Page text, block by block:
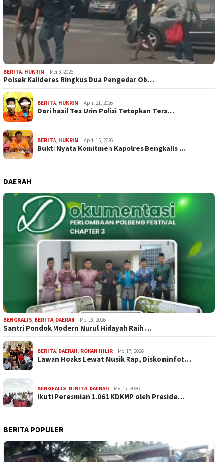
BERITA HUKRIM Mei 3, 2026
Polsek Kalideres Ringkus Dua Pengedar Ob…
BERITA HUKRIM April 21, 2026
Dari hasil Tes Urin Polisi Tetapkan Ters…
BERITA HUKRIM April 15, 2026
Bukti Nyata Komitmen Kapolres Bengkalis …
DAERAH
BENGKALIS BERITA DAERAH Mei 18, 2026
Santri Pondok Modern Nurul Hidayah Raih …
BERITA DAERAH ROKAN HILIR Mei 17, 2026
Lawan Hoaks Lewat Musik Rap, Diskominfot…
BENGKALIS BERITA DAERAH Mei 17, 2026
Ikuti Peresmian 1.061 KDKMP oleh Preside…
BERITA POPULER